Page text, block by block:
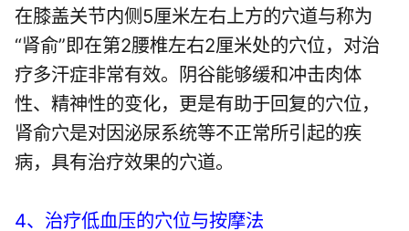
在膝盖关节内侧5厘米左右上方的穴道与称为
“肾俞”即在第2腰椎左右2厘米处的穴位，对治
疗多汗症非常有效。阴谷能够缓和冲击肉体
性、精神性的变化，更是有助于回复的穴位，
肾俞穴是对因泌尿系统等不正常所引起的疾
病，具有治疗效果的穴道。
4、治疗低血压的穴位与按摩法